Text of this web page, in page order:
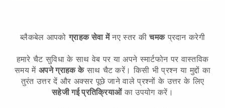
ब्लैकबेल आपकोग्राहक सेवा मेंनए स्तर कीचमकप्रदान करेगी
हमारे चैट सुविधा के साथ वेब पर या अपने स्मार्टफोन पर वास्तविक
समय मेंअपने ग्राहक केसाथ चैट करें। किसी भी प्रश्न या मुद्दों का
तुरंत उत्तर दें और अक्सर पूछे जाने वाले प्रश्नों के उत्तर के लिए
सहेजी गई प्रतिक्रियाओंका उपयोग करें।